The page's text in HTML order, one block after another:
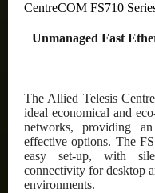
CentreCOM FS710
Unmanaged Fast
The Allied Telesis
ideal economical and
networks, providing
effective options. The
easy set-up, with
connectivity for desktop
environments.